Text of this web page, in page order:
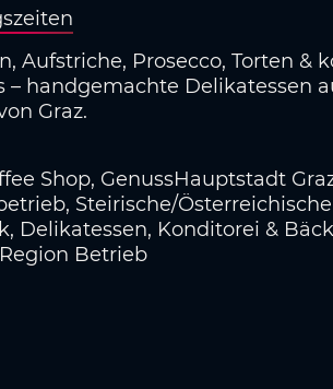
Aufstriche, Prosecco, Torten &
– handgemachte Delikatessen
Graz.
Shop, GenussHauptstadt
Steirische/
Delikatessen, Konditorei &
Betrieb